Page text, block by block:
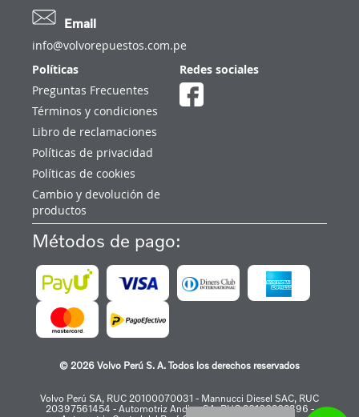
Email
info@volvorepuestos.com.pe
Políticas
Preguntas Frecuentes
Términos y condiciones
Libro de reclamaciones
Políticas de privacidad
Políticas de cookies
Cambio y devolución de
productos
Redes sociales
Métodos de pago:
© 2026 Volvo Perú S. A. Todos los derechos reservados
Volvo Perú SA, RUC 20100070031 - Mannucci Diesel SAC, RUC
20397561454 - Automotriz Andina SA, RUC 20100202396 -